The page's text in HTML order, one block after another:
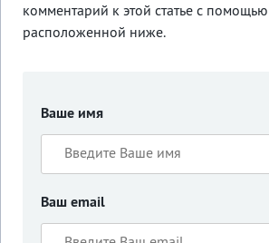
комментарий к этой статье с
расположенной ниже.
Ваше имя
Ваш email